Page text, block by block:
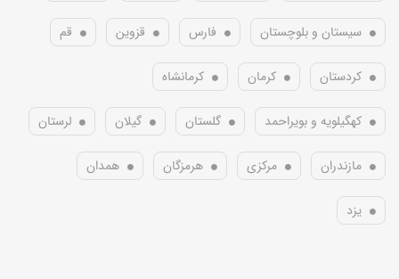
سیستان و بلوچستان فارس قزوین قم
کردستان کرمان کرمانشاه
کهگیلویه و بویراحمد گلستان گیلان لرستان
مازندران مرکزی هرمزگان همدان
یزد